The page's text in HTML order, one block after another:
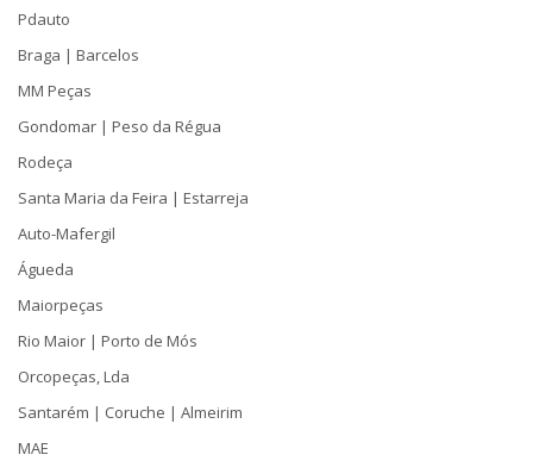
Pdauto
Braga | Barcelos
MM Peças
Gondomar | Peso da Régua
Rodeça
Santa Maria da Feira | Estarreja
Auto-Mafergil
Águeda
Maiorpeças
Rio Maior | Porto de Mós
Orcopeças, Lda
Santarém | Coruche | Almeirim
MAE